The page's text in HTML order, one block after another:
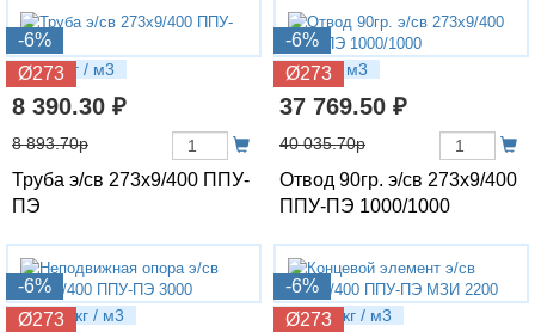
-6%
Ø273
70.87 кг / м3
8 390.30 ₽
8 893.70р
Труба э/св 273х9/400 ППУ-
ПЭ
-6%
Ø273
142 кг / м3
37 769.50 ₽
40 035.70р
Отвод 90гр. э/св 273х9/400
ППУ-ПЭ 1000/1000
-6%
Ø273
250.27 кг / м3
-6%
Ø273
150.82 кг / м3